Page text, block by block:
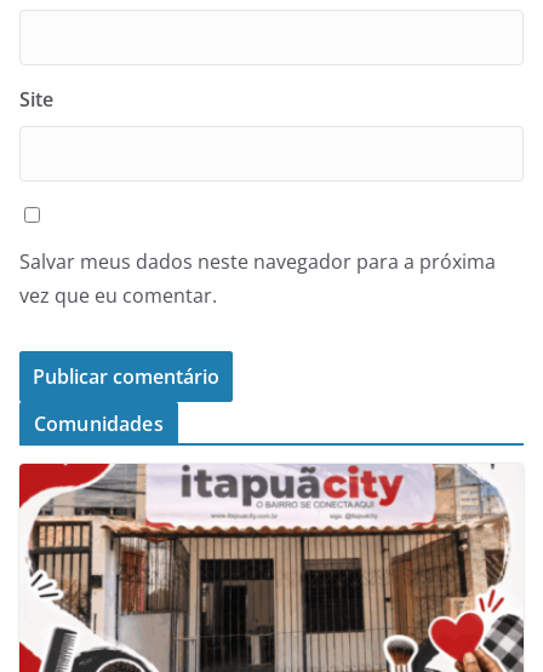
Site
Salvar meus dados neste navegador para a próxima
vez que eu comentar.
Comunidades